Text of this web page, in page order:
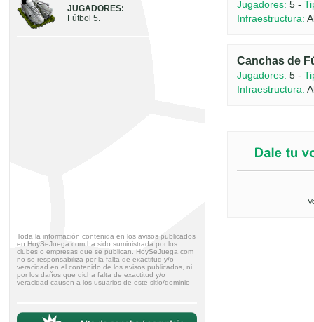
JUGADORES:
Fútbol 5.
Toda la información contenida en los avisos publicados
en HoySeJuega.com ha sido suministrada por los
clubes o empresas que se publican. HoySeJuega.com
no se responsabiliza por la falta de exactitud y/o
veracidad en el contenido de los avisos publicados, ni
por los daños que dicha falta de exactitud y/o
veracidad causen a los usuarios de este sitio/dominio
Jugadores: 5 -
Infraestructura:
Canchas de
Jugadores: 5 -
Infraestructura: